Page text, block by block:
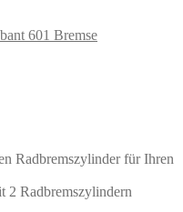
601 Bremse
Radbremszylinder für Ihren
2 Radbremszylindern